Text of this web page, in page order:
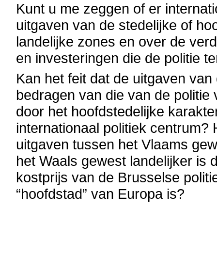
Kunt u me zeggen of er
uitgaven van de stedelijke of
landelijke zones en over de
en investeringen die de politie
Kan het feit dat de uitgaven
bedragen van die van de
door het hoofdstedelijke
internationaal politiek
uitgaven tussen het Vlaams
het Waals gewest landelijker is
kostprijs van de Brusselse
“hoofdstad” van Europa is?